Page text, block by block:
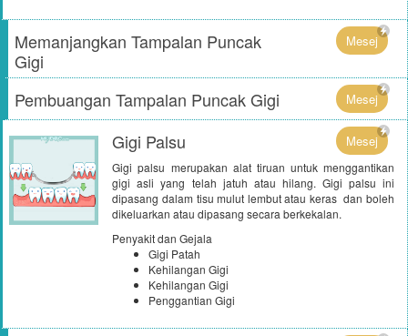
Memanjangkan Tampalan Puncak
Gigi
Mesej
Pembuangan Tampalan Puncak Gigi Mesej
Gigi Palsu Mesej
Gigi palsu merupakan alat tiruan untuk menggantikan
gigi asli yang telah jatuh atau hilang. Gigi palsu ini
dipasang dalam tisu mulut lembut atau keras dan boleh
dikeluarkan atau dipasang secara berkekalan.
Penyakit dan Gejala
Gigi Patah
Kehilangan Gigi
Kehilangan Gigi
Penggantian Gigi